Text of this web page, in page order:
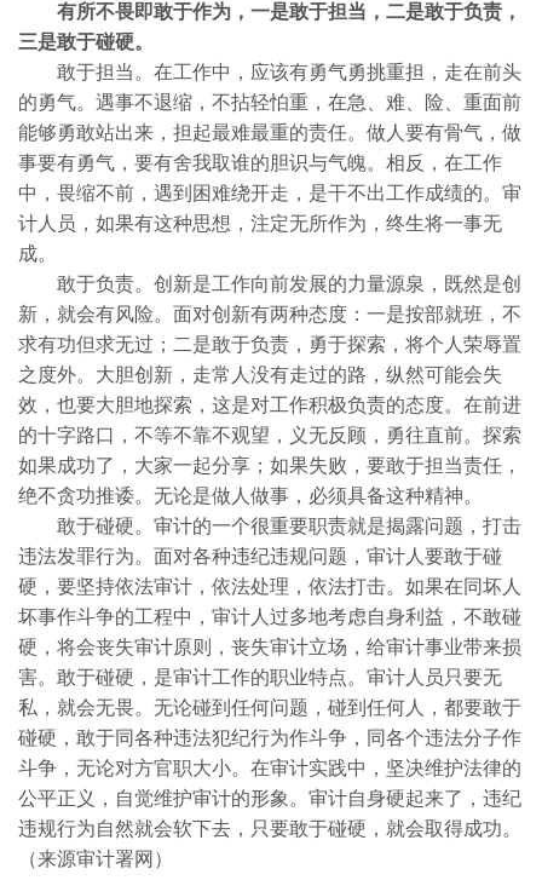
有所不畏即敢于作为，一是敢于担当，二是敢于负责，
三是敢于碰硬。
敢于担当。在工作中，应该有勇气勇挑重担，走在前头
的勇气。遇事不退缩，不拈轻怕重，在急、难、险、重面前
能够勇敢站出来，担起最难最重的责任。做人要有骨气，做
事要有勇气，要有舍我取谁的胆识与气魄。相反，在工作
中，畏缩不前，遇到困难绕开走，是干不出工作成绩的。审
计人员，如果有这种思想，注定无所作为，终生将一事无
成。
敢于负责。创新是工作向前发展的力量源泉，既然是创
新，就会有风险。面对创新有两种态度：一是按部就班，不
求有功但求无过；二是敢于负责，勇于探索，将个人荣辱置
之度外。大胆创新，走常人没有走过的路，纵然可能会失
效，也要大胆地探索，这是对工作积极负责的态度。在前进
的十字路口，不等不靠不观望，义无反顾，勇往直前。探索
如果成功了，大家一起分享；如果失败，要敢于担当责任，
绝不贪功推诿。无论是做人做事，必须具备这种精神。
敢于碰硬。审计的一个很重要职责就是揭露问题，打击
违法发罪行为。面对各种违纪违规问题，审计人要敢于碰
硬，要坚持依法审计，依法处理，依法打击。如果在同坏人
坏事作斗争的工程中，审计人过多地考虑自身利益，不敢碰
硬，将会丧失审计原则，丧失审计立场，给审计事业带来损
害。敢于碰硬，是审计工作的职业特点。审计人员只要无
私，就会无畏。无论碰到任何问题，碰到任何人，都要敢于
碰硬，敢于同各种违法犯纪行为作斗争，同各个违法分子作
斗争，无论对方官职大小。在审计实践中，坚决维护法律的
公平正义，自觉维护审计的形象。审计自身硬起来了，违纪
违规行为自然就会软下去，只要敢于碰硬，就会取得成功。
（来源审计署网）